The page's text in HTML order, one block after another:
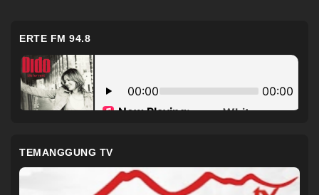
ERTE FM 94.8
TEMANGGUNG TV